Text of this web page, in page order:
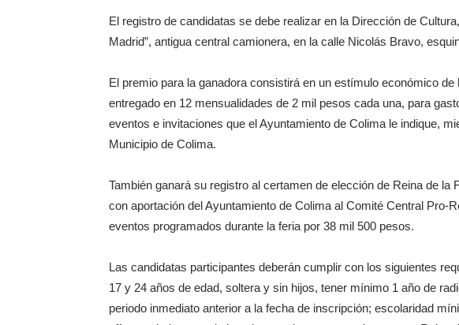
El registro de candidatas se debe realizar en la Dirección de
Madrid”, antigua central camionera, en la calle Nicolás Bravo,
El premio para la ganadora consistirá en un estímulo económico
entregado en 12 mensualidades de 2 mil pesos cada una, para
eventos e invitaciones que el Ayuntamiento de Colima le indique,
Municipio de Colima.
También ganará su registro al certamen de elección de Reina de la
con aportación del Ayuntamiento de Colima al Comité Central Pro-
eventos programados durante la feria por 38 mil 500 pesos.
Las candidatas participantes deberán cumplir con los siguientes
17 y 24 años de edad, soltera y sin hijos, tener mínimo 1 año de
periodo inmediato anterior a la fecha de inscripción; escolaridad